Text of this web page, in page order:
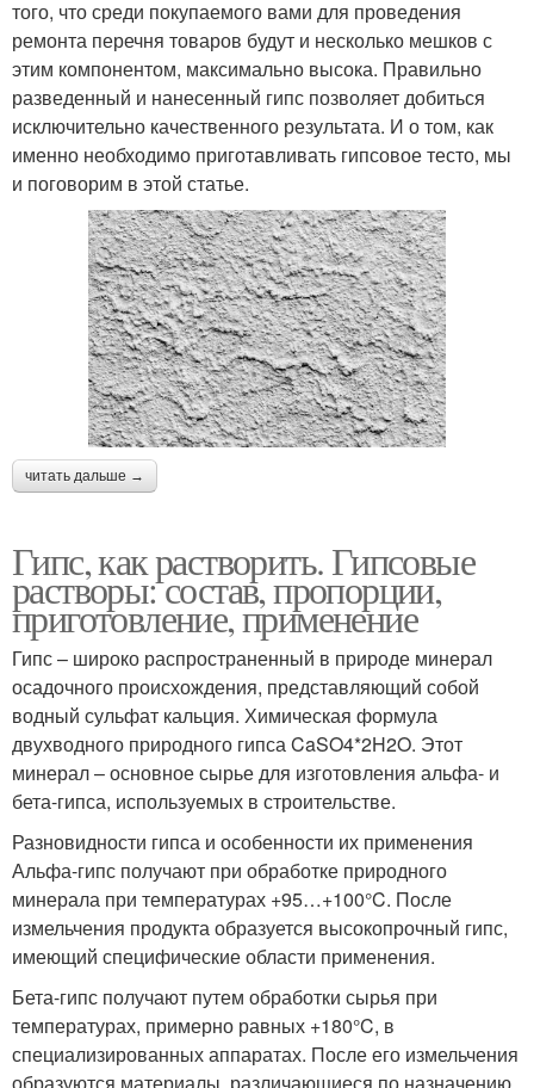
того, что среди покупаемого вами для проведения
ремонта перечня товаров будут и несколько мешков с
этим компонентом, максимально высока. Правильно
разведенный и нанесенный гипс позволяет добиться
исключительно качественного результата. И о том, как
именно необходимо приготавливать гипсовое тесто, мы
и поговорим в этой статье.
читать дальше →
Гипс, как растворить. Гипсовые
растворы: состав, пропорции,
приготовление, применение
Гипс – широко распространенный в природе минерал
осадочного происхождения, представляющий собой
водный сульфат кальция. Химическая формула
двухводного природного гипса CaSO4*2H2O. Этот
минерал – основное сырье для изготовления альфа- и
бета-гипса, используемых в строительстве.
Разновидности гипса и особенности их применения
Альфа-гипс получают при обработке природного
минерала при температурах +95…+100°C. После
измельчения продукта образуется высокопрочный гипс,
имеющий специфические области применения.
Бета-гипс получают путем обработки сырья при
температурах, примерно равных +180°C, в
специализированных аппаратах. После его измельчения